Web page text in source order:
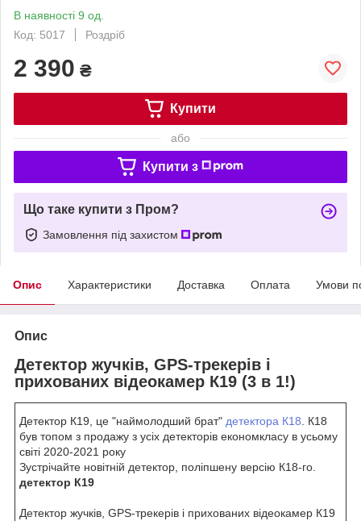
В наявності 9 од.
Код: 5017
Роздріб
2 390 ₴
Купити
або
Купити з
Що таке купити з Пром?
Замовлення під захистом
Опис Характеристики Доставка Оплата Умови
Опис
Детектор жучків, GPS-трекерів і
прихованих відеокамер К19 (3 в 1!)
Детектор К19, це "наймолодший брат" детектора К18. К18
був топом з продажу з усіх детекторів економкласу в усьому
світі 2020-2021 року
Зустрічайте новітній детектор, поліпшену версію К18-го.
детектор К19
Детектор жучків, GPS-трекерів і прихованих відеокамер К19